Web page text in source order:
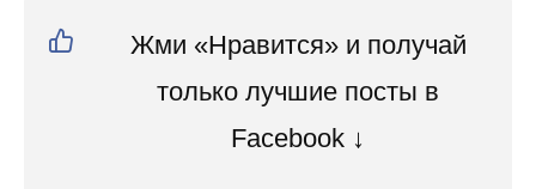
Жми «Нравится» и получай
только лучшие посты в
Facebook ↓